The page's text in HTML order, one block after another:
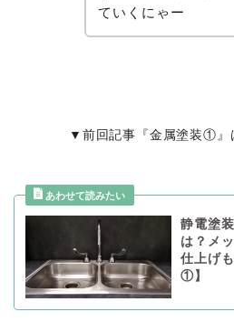
ていくにゃー
▼前回記事『金属塗装①』
静電塗
は？メ
仕上げ
①】